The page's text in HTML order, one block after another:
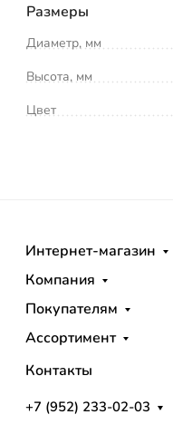
Размеры
Диаметр, мм
Высота, мм
Цвет
Интернет-магазин
Компания
Покупателям
Ассортимент
Контакты
+7 (952) 233-02-03